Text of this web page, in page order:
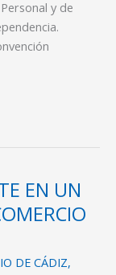
y de
EN UN
DE CÁDIZ,